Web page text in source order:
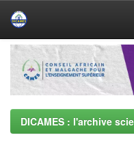
Skip
navigation
DICAMES : l'archive